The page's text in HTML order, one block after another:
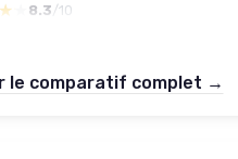
8.3 /10
le comparatif complet →